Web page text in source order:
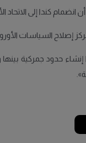
أن انضمام كندا إلى
إصلاح السياسات
حدود جمركية بينها